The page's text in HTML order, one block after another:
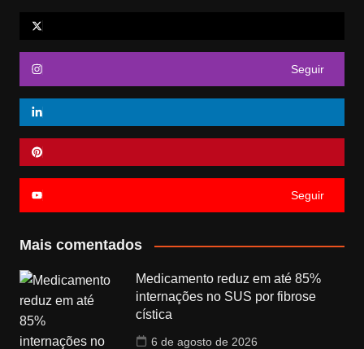
Seguir
Seguir
Mais comentados
Medicamento reduz em até 85%
internações no SUS por fibrose
cística
6 de agosto de 2026